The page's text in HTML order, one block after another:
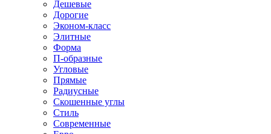
Дешевые
Дорогие
Эконом-класс
Элитные
Форма
П-образные
Угловые
Прямые
Радиусные
Скошенные углы
Стиль
Современные